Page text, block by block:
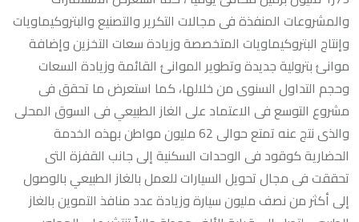
والمشروعات المنفذة فى مجالات التكرير والتصنيع والبتروكيماويات
وإنتاج البتروكيماويات المتخصصة وزيادة سعات التخزين وإضافة
موانئ بترولية جديدة وتطوير الموانئ القائمة وزيادة السعات
وحجم التداول السنوى من خلالها، كما استعرض ما تحقق فى
مشروع التوسع فى الاعتماد على الغاز الطبيعي فى السوق المحلى
والذى نتج عنه تمتع حوالى 62 مليون مواطن بهذه الخدمة
الحضارية كوقود فى الوحدات السكنية إلى جانب القفزة التى
تحققت فى مجال تحويل السيارات للعمل بالغاز الطبيعي بالوصول
إلى أكثر من نصف مليون سيارة وزيادة عدد منافذ التموين بالغاز